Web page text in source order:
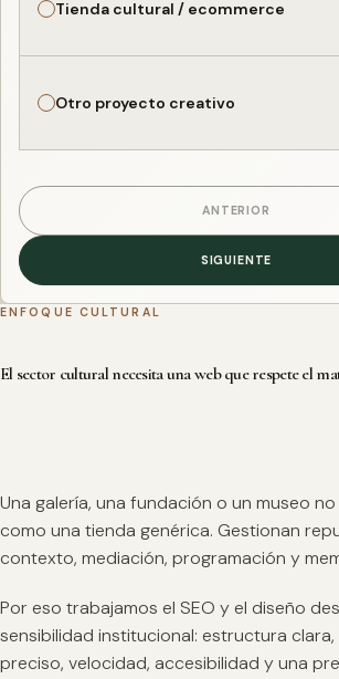
Tienda cultural / ecommerce
Otro proyecto creativo
ANTERIOR
SIGUIENTE
ENFOQUE CULTURAL
El sector cultural necesita una web que respete el
Una galería, una fundación o un museo
como una tienda genérica. Gestionan
contexto, mediación, programación y
Por eso trabajamos el SEO y el diseño
sensibilidad institucional: estructura clara,
preciso, velocidad, accesibilidad y una